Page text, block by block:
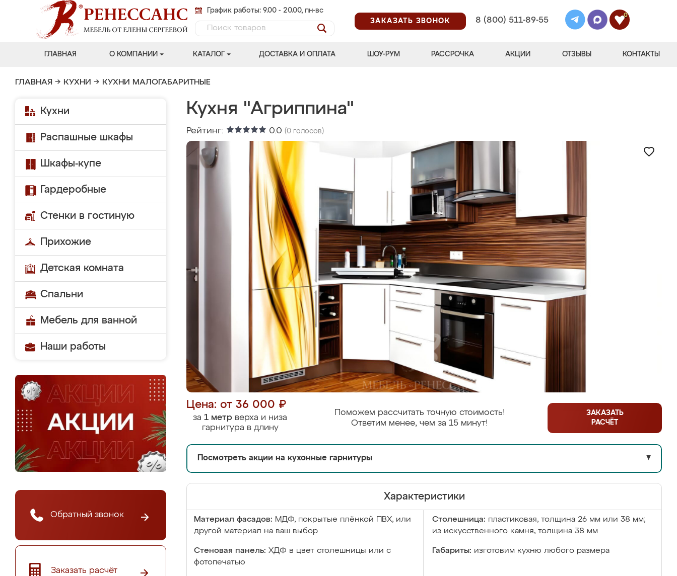
График работы: 9.00 - 20.00, пн-вс
ЗАКАЗАТЬ ЗВОНОК
8 (800) 511-89-55
0
ГЛАВНАЯ О КОМПАНИИ КАТАЛОГ ДОСТАВКА И ОПЛАТА ШОУ-РУМ РАССРОЧКА АКЦИИ ОТЗЫВЫ КОНТАКТЫ
ГЛАВНАЯ → КУХНИ → КУХНИ МАЛОГАБАРИТНЫЕ
Кухни
Распашные шкафы
Шкафы-купе
Гардеробные
Стенки в гостиную
Прихожие
Детская комната
Спальни
Мебель для ванной
Наши работы
Обратный звонок
Заказать расчёт
Кухня "Агриппина"
Рейтинг: 0.0 (0 голосов)
Цена: от 36 000 ₽
за 1 метр верха и низа
гарнитура в длину
Поможем рассчитать точную стоимость!
Ответим менее, чем за 15 минут!
ЗАКАЗАТЬ
РАСЧЁТ
Посмотреть акции на кухонные гарнитуры ▼
Характеристики
Материал фасадов: МДФ, покрытые плёнкой ПВХ, или
другой материал на ваш выбор
Столешница: пластиковая, толщина 26 мм или 38 мм;
из искусственного камня, толщина 38 мм
Стеновая панель: ХДФ в цвет столешницы или с
фотопечатью
Габариты: изготовим кухню любого размера